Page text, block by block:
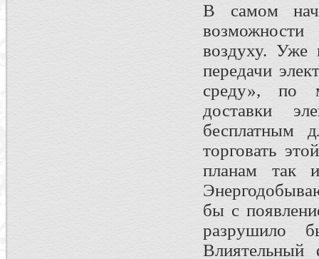
В самом
возможности
воздуху. Уже
передачи
среду», по
доставки
бесплатным
торговать
планам так
бы с
разрушило
Влиятельный